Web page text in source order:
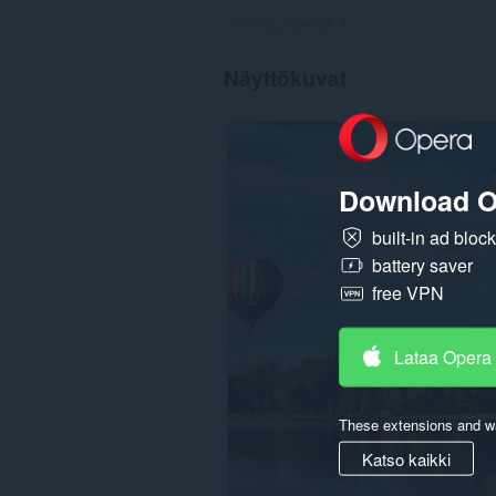
Download
built-in ad
battery saver
free VPN
Lataa Opera
These extensions and
Katso kaikki